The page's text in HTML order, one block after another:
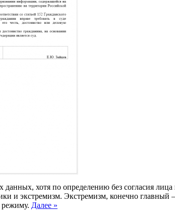
хотя по определению без согласия
и экстремизм. Экстремизм, конечно главный
режиму. Далее »